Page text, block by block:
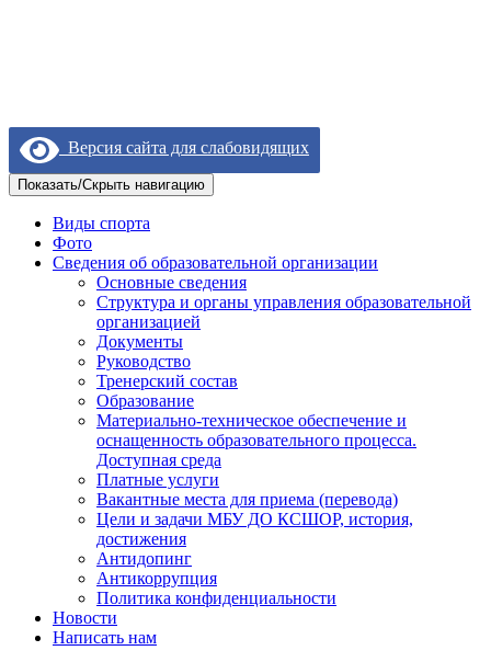
Версия сайта для слабовидящих
Показать/Скрыть навигацию
Виды спорта
Фото
Сведения об образовательной организации
Основные сведения
Структура и органы управления образовательной
организацией
Документы
Руководство
Тренерский состав
Образование
Материально-техническое обеспечение и
оснащенность образовательного процесса.
Доступная среда
Платные услуги
Вакантные места для приема (перевода)
Цели и задачи МБУ ДО КСШОР, история,
достижения
Антидопинг
Антикоррупция
Политика конфиденциальности
Новости
Написать нам